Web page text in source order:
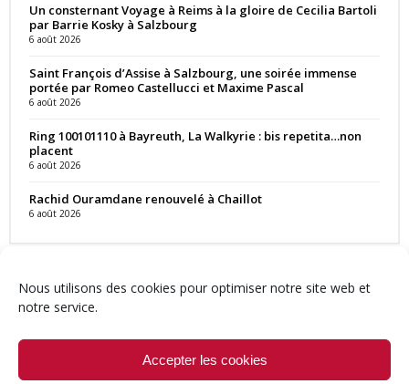
Nous utilisons des cookies pour optimiser notre site web et
notre service.
Accepter les cookies
Un consternant Voyage à Reims à la gloire de Cecilia Bartoli
par Barrie Kosky à Salzbourg
6 août 2026
Saint François d’Assise à Salzbourg, une soirée immense
portée par Romeo Castellucci et Maxime Pascal
6 août 2026
Ring 100101110 à Bayreuth, La Walkyrie : bis repetita…non
placent
6 août 2026
Rachid Ouramdane renouvelé à Chaillot
6 août 2026